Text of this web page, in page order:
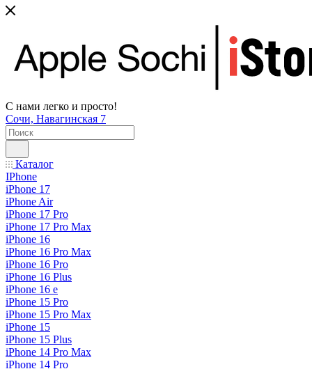
С нами легко и просто!
Сочи, Навагинская 7
Каталог
IPhone
iPhone 17
iPhone Air
iPhone 17 Pro
iPhone 17 Pro Max
iPhone 16
iPhone 16 Pro Max
iPhone 16 Pro
iPhone 16 Plus
iPhone 16 e
iPhone 15 Pro
iPhone 15 Pro Max
iPhone 15
iPhone 15 Plus
iPhone 14 Pro Max
iPhone 14 Pro